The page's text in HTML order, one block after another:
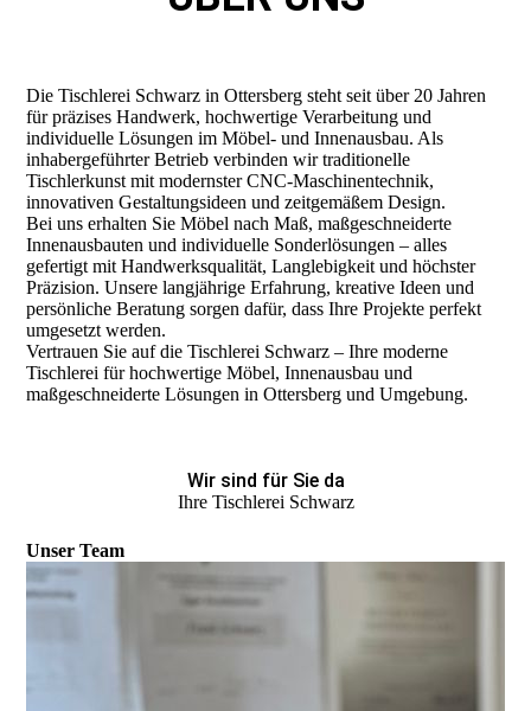
Die Tischlerei Schwarz in Ottersberg steht seit über 20 Jahren
für präzises Handwerk, hochwertige Verarbeitung und
individuelle Lösungen im Möbel- und Innenausbau. Als
inhabergeführter Betrieb verbinden wir traditionelle
Tischlerkunst mit modernster CNC-Maschinentechnik,
innovativen Gestaltungsideen und zeitgemäßem Design.
Bei uns erhalten Sie Möbel nach Maß, maßgeschneiderte
Innenausbauten und individuelle Sonderlösungen – alles
gefertigt mit Handwerksqualität, Langlebigkeit und höchster
Präzision. Unsere langjährige Erfahrung, kreative Ideen und
persönliche Beratung sorgen dafür, dass Ihre Projekte perfekt
umgesetzt werden.
Vertrauen Sie auf die Tischlerei Schwarz – Ihre moderne
Tischlerei für hochwertige Möbel, Innenausbau und
maßgeschneiderte Lösungen in Ottersberg und Umgebung.
Wir sind für Sie da
Ihre Tischlerei Schwarz
Unser Team